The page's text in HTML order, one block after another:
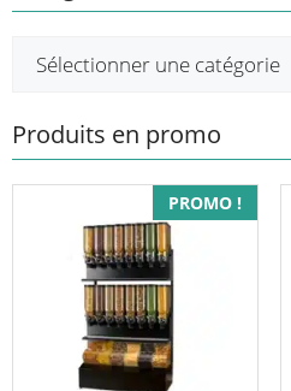
Produits en promo
PROMO !